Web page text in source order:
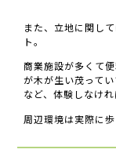
また、立地に関し
ト。
商業施設が多くて
が木が生い茂って
など、体験しなけ
周辺環境は実際に